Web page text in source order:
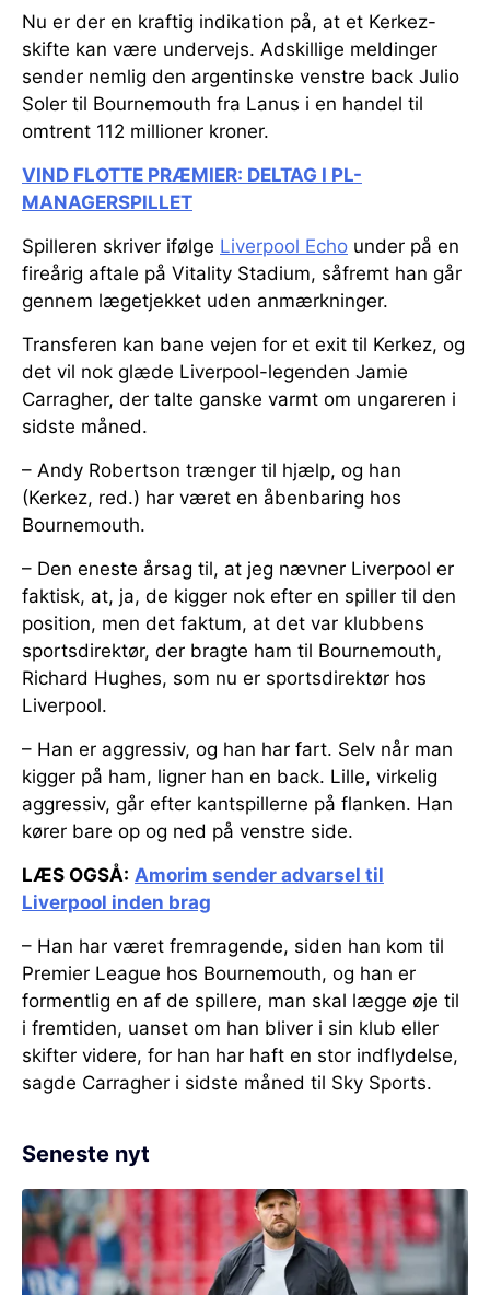
Nu er der en kraftig indikation på, at et Kerkez-
skifte kan være undervejs. Adskillige meldinger
sender nemlig den argentinske venstre back Julio
Soler til Bournemouth fra Lanus i en handel til
omtrent 112 millioner kroner.
VIND FLOTTE PRÆMIER: DELTAG I PL-
MANAGERSPILLET
Spilleren skriver ifølge Liverpool Echo under på en
fireårig aftale på Vitality Stadium, såfremt han går
gennem lægetjekket uden anmærkninger.
Transferen kan bane vejen for et exit til Kerkez, og
det vil nok glæde Liverpool-legenden Jamie
Carragher, der talte ganske varmt om ungareren i
sidste måned.
– Andy Robertson trænger til hjælp, og han
(Kerkez, red.) har været en åbenbaring hos
Bournemouth.
– Den eneste årsag til, at jeg nævner Liverpool er
faktisk, at, ja, de kigger nok efter en spiller til den
position, men det faktum, at det var klubbens
sportsdirektør, der bragte ham til Bournemouth,
Richard Hughes, som nu er sportsdirektør hos
Liverpool.
– Han er aggressiv, og han har fart. Selv når man
kigger på ham, ligner han en back. Lille, virkelig
aggressiv, går efter kantspillerne på flanken. Han
kører bare op og ned på venstre side.
LÆS OGSÅ: Amorim sender advarsel til
Liverpool inden brag
– Han har været fremragende, siden han kom til
Premier League hos Bournemouth, og han er
formentlig en af de spillere, man skal lægge øje til
i fremtiden, uanset om han bliver i sin klub eller
skifter videre, for han har haft en stor indflydelse,
sagde Carragher i sidste måned til Sky Sports.
Seneste nyt